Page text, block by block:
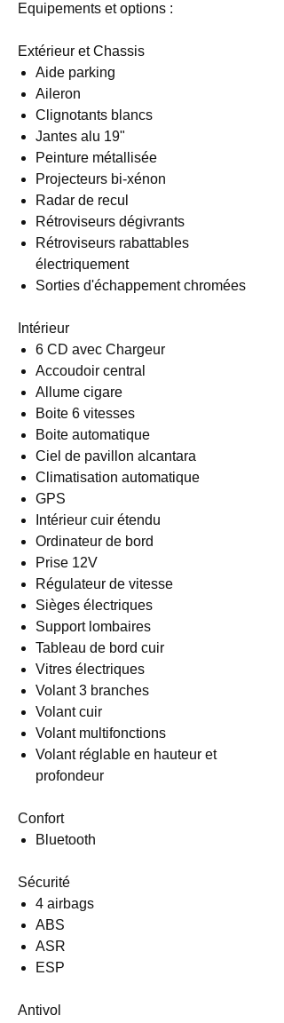
Equipements et options :
Extérieur et Chassis
Aide parking
Aileron
Clignotants blancs
Jantes alu 19"
Peinture métallisée
Projecteurs bi-xénon
Radar de recul
Rétroviseurs dégivrants
Rétroviseurs rabattables
électriquement
Sorties d'échappement chromées
Intérieur
6 CD avec Chargeur
Accoudoir central
Allume cigare
Boite 6 vitesses
Boite automatique
Ciel de pavillon alcantara
Climatisation automatique
GPS
Intérieur cuir étendu
Ordinateur de bord
Prise 12V
Régulateur de vitesse
Sièges électriques
Support lombaires
Tableau de bord cuir
Vitres électriques
Volant 3 branches
Volant cuir
Volant multifonctions
Volant réglable en hauteur et
profondeur
Confort
Bluetooth
Sécurité
4 airbags
ABS
ASR
ESP
Antivol